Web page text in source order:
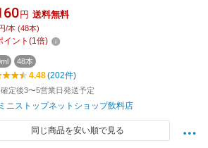
料無料 、一部地域は除く) coupon
円 送料無料
/本 (48本)
イント (1倍)
48本
4.48(202件)
定後3〜5営業日発送予定
ミニストップネットショップ飲料店
同じ商品を安い順で見る